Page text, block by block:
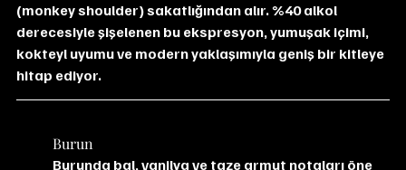
(monkey shoulder) sakatlığından alır. %40 alkol
derecesiyle şişelenen bu ekspresyon, yumuşak içimi,
kokteyl uyumu ve modern yaklaşımıyla geniş bir kitleye
hitap ediyor.
	Burun